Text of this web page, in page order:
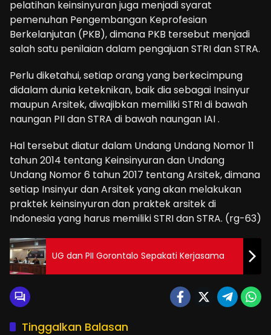
pelatihan keinsinyuran juga menjadi syarat
pemenuhan Pengembangan Keprofesian
Berkelanjutan (PKB), dimana PKB tersebut menjadi
salah satu penilaian dalam pengajuan STRI dan STRA.
Perlu diketahui, setiap orang yang berkecimpung
didalam dunia keteknikan, baik dia sebagai Insinyur
maupun Arsitek, diwajibkan memiliki STRI di bawah
naungan PII dan STRA di bawah naungan IAI .
Hal tersebut diatur dalam Undang Undang Nomor 11
tahun 2014 tentang Keinsinyuran dan Undang
Undang Nomor 6 tahun 2017 tentang Arsitek, dimana
setiap Insinyur dan Arsitek yang akan melakukan
praktek keinsinyuran dan praktek arsitek di
Indonesia yang harus memiliki STRI dan STRA. (rg-63)
UG dan PII Gorontalo Sepakati Kerjasama
Tinggalkan Balasan